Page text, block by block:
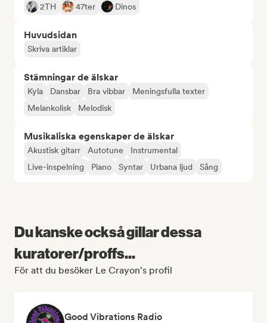
2TH 47ter Dinos
Huvudsidan
Skriva artiklar
Stämningar de älskar
Kyla Dansbar Bra vibbar
Meningsfulla texter
Melankolisk
Melodisk
Musikaliska egenskaper de älskar
Akustisk gitarr Autotune
Instrumental
Live-inspelning
Piano Syntar Urbana ljud Sång
Du kanske också gillar dessa
kuratorer/proffs...
För att du besöker Le Crayon's profil
Good Vibrations Radio